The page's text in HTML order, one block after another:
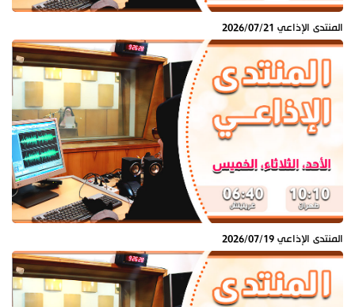
المنتدى الإذاعي 2026/07/21
المنتدى الإذاعي 2026/07/19